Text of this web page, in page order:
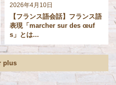
2026年4月10日
【フランス語会話】フランス語
表現「marcher sur des œuf
s」とは...
plus